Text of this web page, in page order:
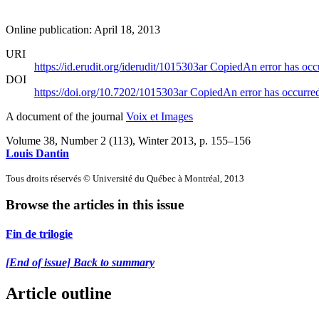
Online publication: April 18, 2013
URI
https://id.erudit.org/iderudit/1015303arCopiedAn error has
DOI
https://doi.org/10.7202/1015303arCopiedAn error has
A document of the journal Voix et Images
Volume 38, Number 2 (113), Winter 2013, p. 155–156
Louis Dantin
Tous droits réservés © Université du Québec à Montréal, 2013
Browse the articles in this issue
Fin de trilogie
[End of issue] Back to summary
Article outline